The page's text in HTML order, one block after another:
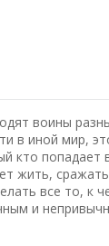
воины
в иной мир,
кто попадает
жить,
все то, к
и